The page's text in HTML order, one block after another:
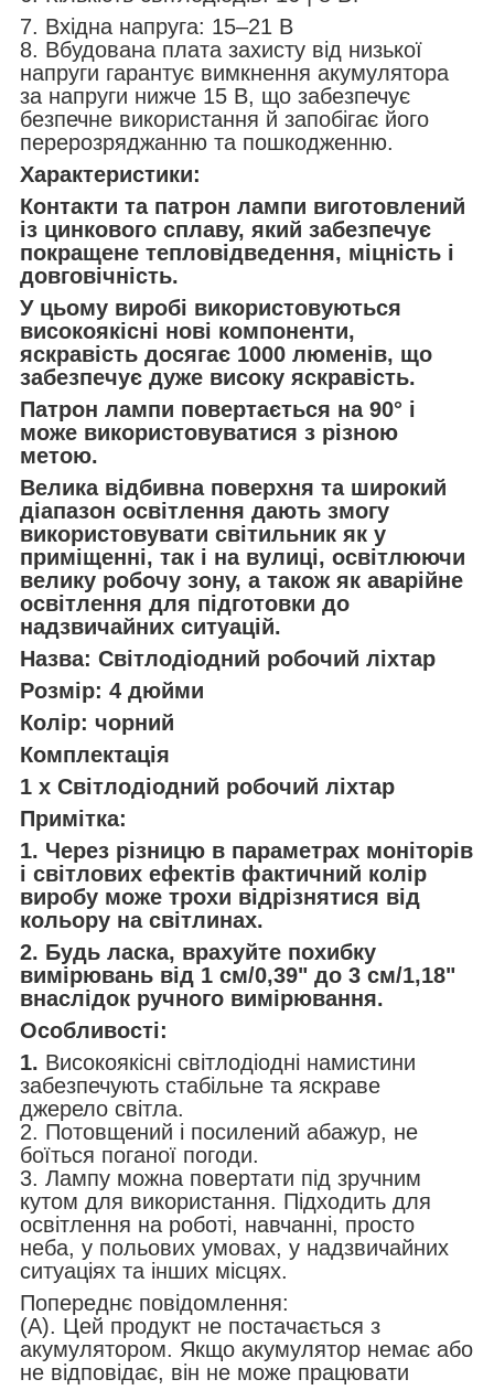
7. Вхідна напруга: 15–21 В
8. Вбудована плата захисту від низької
напруги гарантує вимкнення акумулятора
за напруги нижче 15 В, що забезпечує
безпечне використання й запобігає його
перерозряджанню та пошкодженню.
Характеристики:
Контакти та патрон лампи виготовлений
із цинкового сплаву, який забезпечує
покращене тепловідведення, міцність і
довговічність.
У цьому виробі використовуються
високоякісні нові компоненти,
яскравість досягає 1000 люменів, що
забезпечує дуже високу яскравість.
Патрон лампи повертається на 90° і
може використовуватися з різною
метою.
Велика відбивна поверхня та широкий
діапазон освітлення дають змогу
використовувати світильник як у
приміщенні, так і на вулиці, освітлюючи
велику робочу зону, а також як аварійне
освітлення для підготовки до
надзвичайних ситуацій.
Назва: Світлодіодний робочий ліхтар
Розмір: 4 дюйми
Колір: чорний
Комплектація
1 х Світлодіодний робочий ліхтар
Примітка:
1. Через різницю в параметрах моніторів
і світлових ефектів фактичний колір
виробу може трохи відрізнятися від
кольору на світлинах.
2. Будь ласка, врахуйте похибку
вимірювань від 1 см/0,39" до 3 см/1,18"
внаслідок ручного вимірювання.
Особливості:
1. Високоякісні світлодіодні намистини
забезпечують стабільне та яскраве
джерело світла.
2. Потовщений і посилений абажур, не
боїться поганої погоди.
3. Лампу можна повертати під зручним
кутом для використання. Підходить для
освітлення на роботі, навчанні, просто
неба, у польових умовах, у надзвичайних
ситуаціях та інших місцях.
Попереднє повідомлення:
(A). Цей продукт не постачається з
акумулятором. Якщо акумулятор немає або
не відповідає, він не може працювати